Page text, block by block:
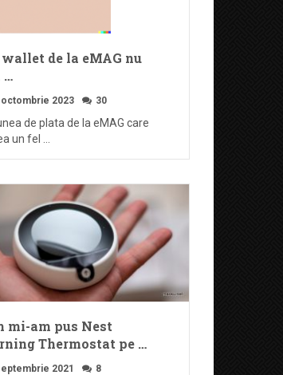
de la eMAG nu
…
octombrie 2023 30
de plata de la eMAG care
un fel …
mi-am pus Nest
Thermostat pe …
2021 8